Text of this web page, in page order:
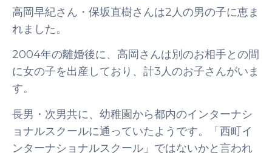
高岡早紀さん・保坂直樹さんは2人の男の子に恵ま
れました。
2004年の離婚後に、高岡さんは別のお相手との間
に女の子を出産しており、計3人のお子さんがいま
す。
長男・次男共に、幼稚園から都内のインターナシ
ョナルスクールに通っていたようです。「西町イ
ンターナショナルスクール」ではないかと言われ